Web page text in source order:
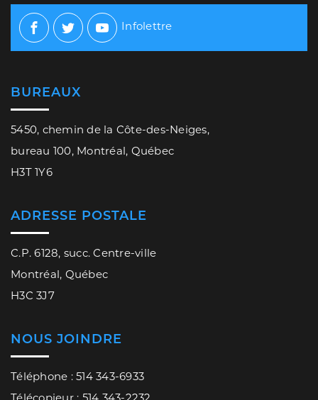
Facebook
TwitterYoutube
Infolettre
BUREAUX
5450, chemin de la Côte-des-Neiges,
bureau 100, Montréal, Québec
H3T 1Y6
ADRESSE POSTALE
C.P. 6128, succ. Centre-ville
Montréal, Québec
H3C 3J7
NOUS JOINDRE
Téléphone : 514 343-6933
Télécopieur : 514 343-2232